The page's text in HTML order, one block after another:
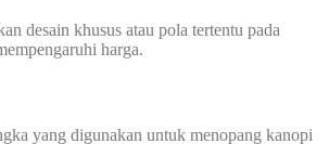
desain khusus atau pola tertentu pada
harga.
yang digunakan untuk menopang kanopi